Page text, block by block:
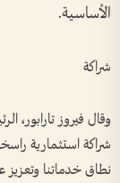
الأساسية.
شراكة
وقال فيروز تارابور،
نطاق خدماتنا وتعزيز